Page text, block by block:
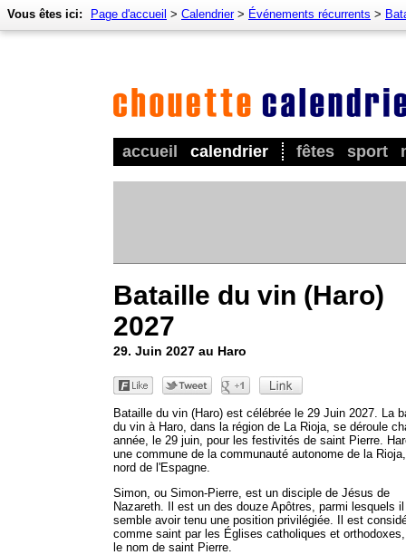
accueil calendrier fêtes sport
Vous êtes ici: Page d'accueil > Calendrier> Événements récurrents >
Bataille du vin (Haro)
2027
29. Juin 2027 au Haro
Bataille du vin (Haro) est célébrée le 29 Juin 2027. La
du vin à Haro, dans la région de La Rioja, se déroule
année, le 29 juin, pour les festivités de saint Pierre.
une commune de la communauté autonome de la
nord de l'Espagne.
Simon, ou Simon-Pierre, est un disciple de Jésus de
Nazareth. Il est un des douze Apôtres, parmi lesquels il
semble avoir tenu une position privilégiée. Il est
comme saint par les Églises catholiques et
le nom de saint Pierre.